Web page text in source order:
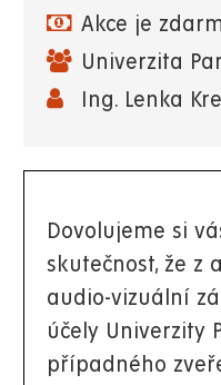
Akce je
Univerzita
Ing. Lenka
Dovolujeme si
skutečnost, že z
audio-vizuální
účely Univerzity
případného